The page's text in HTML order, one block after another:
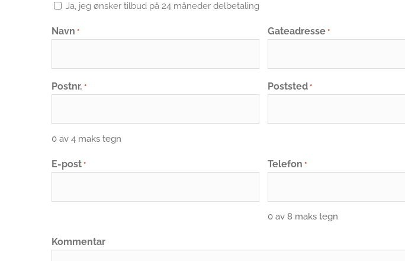
Ja, jeg ønsker tilbud på 24 måneder delbetaling
Navn * Gateadresse *
Postnr. *
0 av 4 maks tegn
Poststed *
E-post * Telefon *
0 av 8 maks tegn
Kommentar